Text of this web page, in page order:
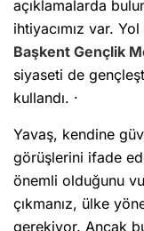
açıklamalarda
ihtiyacımız var.
Başkent Gençlik
siyaseti de
kullandı. ·
Yavaş, kendine
görüşlerini ifade
önemli olduğunu
çıkmanız, ülke
gerekiyor. Ancak